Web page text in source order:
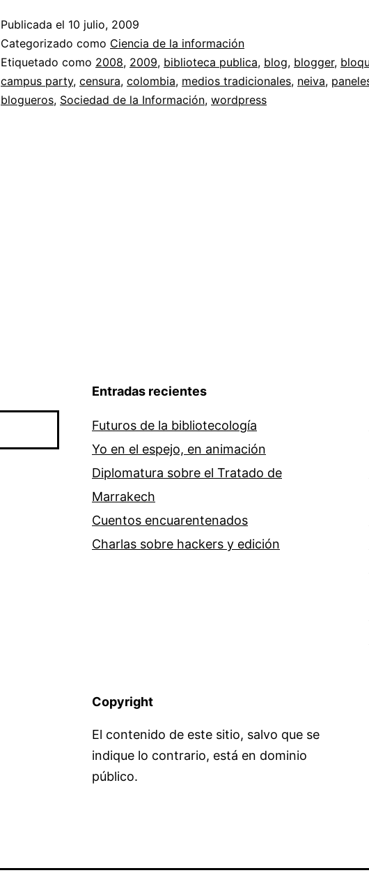
Publicada el 10 julio, 2009
Categorizado como Ciencia de la información
Etiquetado como 2008, 2009, biblioteca publica, blog, blogger,
campus party, censura, colombia, medios tradicionales, neiva,
blogueros, Sociedad de la Información, wordpress
Entradas recientes
Futuros de la bibliotecología
Yo en el espejo, en animación
Diplomatura sobre el Tratado de
Marrakech
Cuentos encuarentenados
Charlas sobre hackers y edición
Copyright
El contenido de este sitio, salvo que se
indique lo contrario, está en dominio
público.